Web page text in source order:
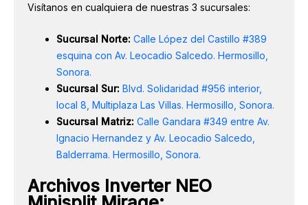
Visítanos en cualquiera de nuestras 3 sucursales:
Sucursal Norte: Calle López del Castillo #389
esquina con Av. Leocadio Salcedo. Hermosillo,
Sonora.
Sucursal Sur: Blvd. Solidaridad #956 interior,
local 8, Multiplaza Las Villas. Hermosillo, Sonora.
Sucursal Matriz: Calle Gandara #349 entre Av.
Ignacio Hernandez y Av. Leocadio Salcedo,
Balderrama. Hermosillo, Sonora.
Archivos Inverter NEO